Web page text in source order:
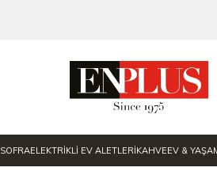
SOFRAELEKTRİKLİ EV ALETLERİKAHVEEV &